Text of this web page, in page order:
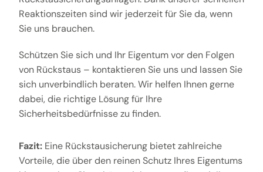
Reaktionszeiten sind wir jederzeit für Sie da, wenn
Sie uns brauchen.
Schützen Sie sich und Ihr Eigentum vor den Folgen
von Rückstaus – kontaktieren Sie uns und lassen Sie
sich unverbindlich beraten. Wir helfen Ihnen gerne
dabei, die richtige Lösung für Ihre
Sicherheitsbedürfnisse zu finden.
Fazit:Eine Rückstausicherung bietet zahlreiche
Vorteile, die über den reinen Schutz Ihres Eigentums